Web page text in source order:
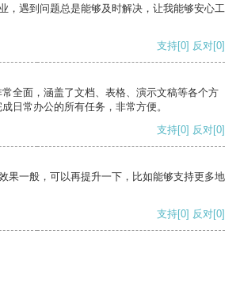
，遇到问题总是能够及时解决，让我能够安心工
支持[0] 反对[0]
全面，涵盖了文档、表格、演示文稿等各个方
日常办公的所有任务，非常方便。
支持[0] 反对[0]
果一般，可以再提升一下，比如能够支持更多地
支持[0] 反对[0]